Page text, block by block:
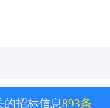
的招标信息893条